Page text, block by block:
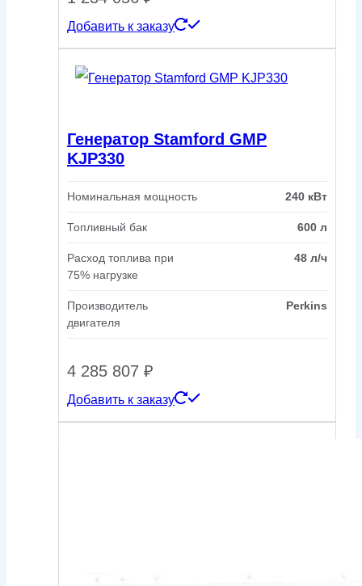
Добавить к заказу
Генератор Stamford GMP
KJP330
Номинальная мощность 240 кВт
Топливный бак 600 л
Расход топлива при
75% нагрузке
48 л/ч
Производитель
двигателя
Perkins
4 285 807 ₽
Добавить к заказу